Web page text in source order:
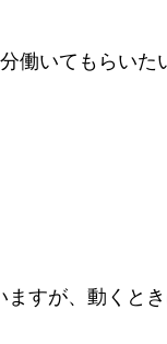
働いてもらいた
すが、動くと